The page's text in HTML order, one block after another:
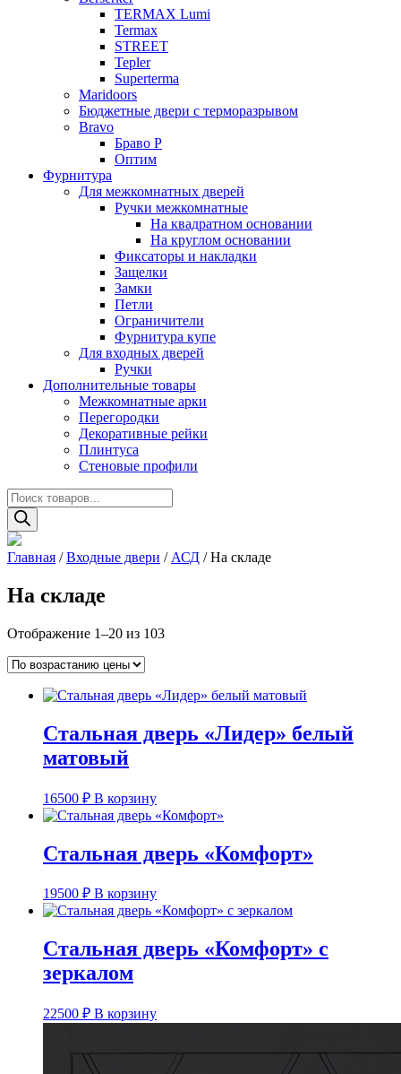
TERMAX Lumi
Termax
STREET
Tepler
Superterma
Maridoors
Бюджетные двери с терморазрывом
Bravo
Браво Р
Оптим
Фурнитура
Для межкомнатных дверей
Ручки межкомнатные
На квадратном основании
На круглом основании
Фиксаторы и накладки
Защелки
Замки
Петли
Ограничители
Фурнитура купе
Для входных дверей
Ручки
Дополнительные товары
Межкомнатные арки
Перегородки
Декоративные рейки
Плинтуса
Стеновые профили
Поиск
товаров
Главная /Входные двери / АСД / На складе
На складе
Отображение 1–20 из 103Цены:
Стальная дверь «Лидер» белый
матовый
16500 ₽ В корзину
Стальная дверь «Комфорт»
19500 ₽ В корзину
Стальная дверь «Комфорт» с
зеркалом
22500 ₽ В корзину